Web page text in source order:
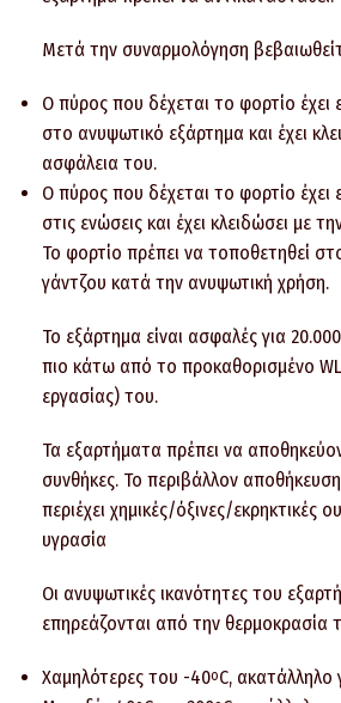
Μετά την συναρμολόγηση
Ο πύρος που δέχεται το φορτίο έχει
στο ανυψωτικό εξάρτημα και έχει
ασφάλεια του.
Ο πύρος που δέχεται το φορτίο έχει
στις ενώσεις και έχει κλειδώσει με
Το φορτίο πρέπει να τοποθετηθεί
γάντζου κατά την ανυψωτική χρήση.
Το εξάρτημα είναι ασφαλές για
πιο κάτω από το προκαθορισμένο
εργασίας) του.
Τα εξαρτήματα πρέπει να
συνθήκες. Το περιβάλλον
περιέχει χημικές/όξινες/εκρηκτικές
υγρασία
Οι ανυψωτικές ικανότητες του
επηρεάζονται από την θερμοκρασία
Χαμηλότερες του -40oC, ακατάλληλο